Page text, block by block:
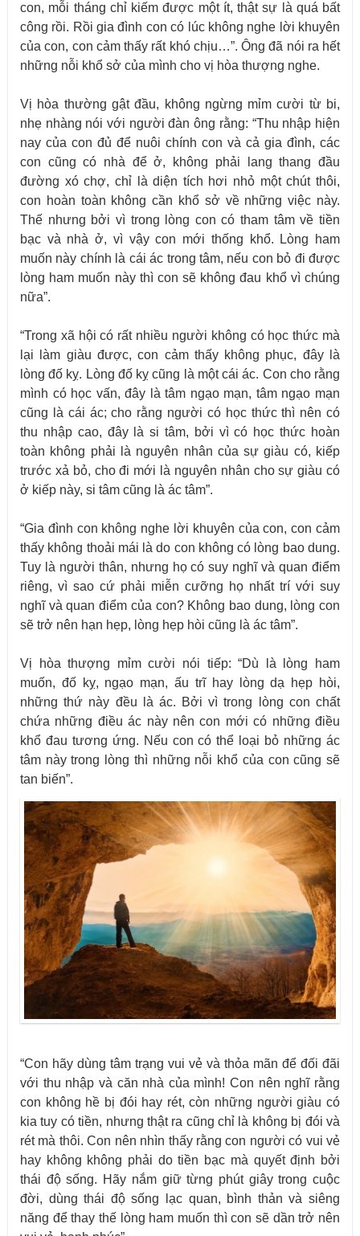
con, mỗi tháng chỉ kiếm được một ít, thật sự là quá bất
công rồi. Rồi gia đình con có lúc không nghe lời khuyên
của con, con cảm thấy rất khó chịu…”. Ông đã nói ra hết
những nỗi khổ sở của mình cho vị hòa thượng nghe.
Vị hòa thường gật đầu, không ngừng mỉm cười từ bi,
nhẹ nhàng nói với người đàn ông rằng: “Thu nhập hiện
nay của con đủ để nuôi chính con và cả gia đình, các
con cũng có nhà để ở, không phải lang thang đầu
đường xó chợ, chỉ là diện tích hơi nhỏ một chút thôi,
con hoàn toàn không cần khổ sở về những việc này.
Thế nhưng bởi vì trong lòng con có tham tâm về tiền
bạc và nhà ở, vì vậy con mới thống khổ. Lòng ham
muốn này chính là cái ác trong tâm, nếu con bỏ đi được
lòng ham muốn này thì con sẽ không đau khổ vì chúng
nữa”.
“Trong xã hội có rất nhiều người không có học thức mà
lại làm giàu được, con cảm thấy không phục, đây là
lòng đố kỵ. Lòng đố kỵ cũng là một cái ác. Con cho rằng
mình có học vấn, đây là tâm ngạo mạn, tâm ngạo mạn
cũng là cái ác; cho rằng người có học thức thì nên có
thu nhập cao, đây là si tâm, bởi vì có học thức hoàn
toàn không phải là nguyên nhân của sự giàu có, kiếp
trước xả bỏ, cho đi mới là nguyên nhân cho sự giàu có
ở kiếp này, si tâm cũng là ác tâm”.
“Gia đình con không nghe lời khuyên của con, con cảm
thấy không thoải mái là do con không có lòng bao dung.
Tuy là người thân, nhưng họ có suy nghĩ và quan điểm
riêng, vì sao cứ phải miễn cưỡng họ nhất trí với suy
nghĩ và quan điểm của con? Không bao dung, lòng con
sẽ trở nên hạn hẹp, lòng hẹp hòi cũng là ác tâm”.
Vị hòa thượng mỉm cười nói tiếp: “Dù là lòng ham
muốn, đố kỵ, ngạo mạn, ấu trĩ hay lòng dạ hẹp hòi,
những thứ này đều là ác. Bởi vì trong lòng con chất
chứa những điều ác này nên con mới có những điều
khổ đau tương ứng. Nếu con có thể loại bỏ những ác
tâm này trong lòng thì những nỗi khổ của con cũng sẽ
tan biến”.
“Con hãy dùng tâm trạng vui vẻ và thỏa mãn để đối đãi
với thu nhập và căn nhà của mình! Con nên nghĩ rằng
con không hề bị đói hay rét, còn những người giàu có
kia tuy có tiền, nhưng thật ra cũng chỉ là không bị đói và
rét mà thôi. Con nên nhìn thấy rằng con người có vui vẻ
hay không không phải do tiền bạc mà quyết định bởi
thái độ sống. Hãy nắm giữ từng phút giây trong cuộc
đời, dùng thái độ sống lạc quan, bình thản và siêng
năng để thay thế lòng ham muốn thì con sẽ dần trở nên